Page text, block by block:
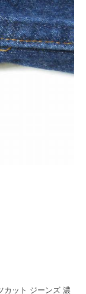
カット ジーンズ 濃